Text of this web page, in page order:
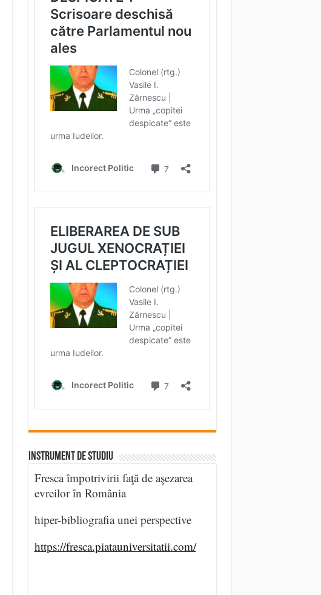
INSTRUMENT DE STUDIU
Fresca împotrivirii faţă de aşezarea
evreilor în România
hiper-bibliografia unei perspective
https://fresca.piatauniversitatii.com/